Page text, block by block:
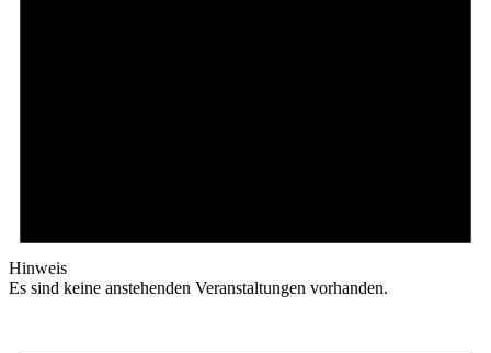
Hinweis
Es sind keine anstehenden Veranstaltungen vorhanden.